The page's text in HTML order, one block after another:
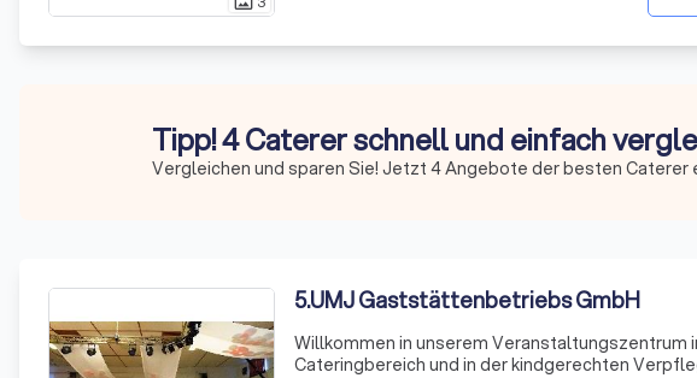
Tipp! 4 Caterer schnell und einfach
Vergleichen und sparen Sie! Jetzt 4 Angebote der besten Caterer
5.UMJ Gaststättenbetriebs GmbH
Willkommen in unserem Veranstaltungszentrum
Cateringbereich und in der kindgerechten